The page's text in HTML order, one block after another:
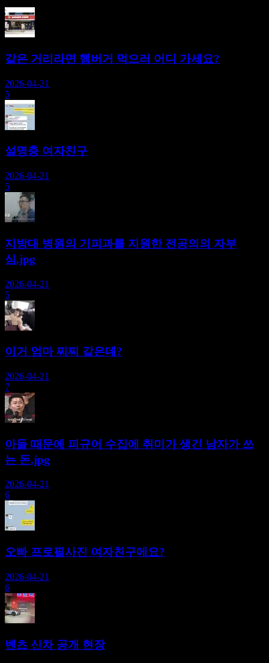
같은 거리라면 햄버거 먹으러 어디 가세요?
2026-04-21
5
설명충 여자친구
2026-04-21
5
지방대 병원의 기피과를 지원한 전공의의 자부
심.jpg
2026-04-21
5
이거 엄마 찌찌 같은데?
2026-04-21
7
아들 때문에 피규어 수집에 취미가 생긴 남자가 쓰
는 돈.jpg
2026-04-21
6
오빠 프로필사진 여자친구에요?
2026-04-21
6
벤츠 신차 공개 현장